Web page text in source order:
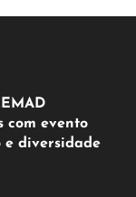
com evento
e diversidade